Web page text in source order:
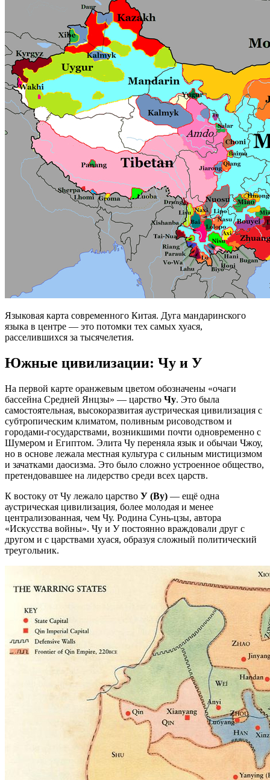
Языковая карта современного Китая. Дуга мандаринского
языка в центре — это потомки тех самых хуася,
расселившихся за тысячелетия.
Южные цивилизации: Чу и У
На первой карте оранжевым цветом обозначены «очаги
бассейна Средней Янцзы» — царство Чу. Это была
самостоятельная, высокоразвитая аустрическая цивилизация с
субтропическим климатом, поливным рисоводством и
городами-государствами, возникшими почти одновременно с
Шумером и Египтом. Элита Чу переняла язык и обычаи Чжоу,
но в основе лежала местная культура с сильным мистицизмом
и зачатками даосизма. Это было сложно устроенное общество,
претендовавшее на лидерство среди всех царств.
К востоку от Чу лежало царство У (Ву) — ещё одна
аустрическая цивилизация, более молодая и менее
централизованная, чем Чу. Родина Сунь-цзы, автора
«Искусства войны». Чу и У постоянно враждовали друг с
другом и с царствами хуася, образуя сложный политический
треугольник.